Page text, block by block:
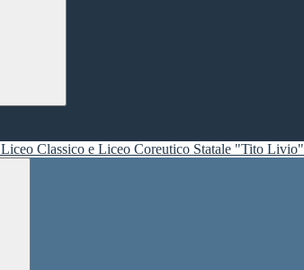
Liceo Classico e Liceo Coreutico Statale "Tito Livio"